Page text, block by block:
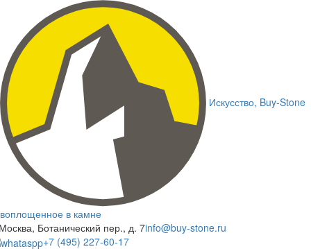
Искусство, Buy-Stone
воплощенное в камне
Ботанический пер., д. 7info@buy-stone.ru
+7 (495) 227-60-17